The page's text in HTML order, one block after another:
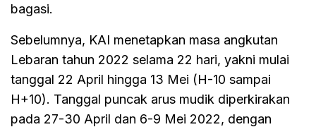
bagasi.
Sebelumnya, KAI menetapkan masa angkutan
Lebaran tahun 2022 selama 22 hari, yakni mulai
tanggal 22 April hingga 13 Mei (H-10 sampai
H+10). Tanggal puncak arus mudik diperkirakan
pada 27-30 April dan 6-9 Mei 2022, dengan